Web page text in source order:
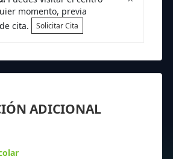
momento, previa
cita.
Solicitar Cita
ADICIONAL